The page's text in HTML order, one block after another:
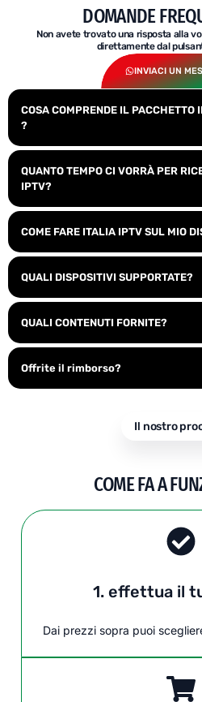
DOMANDE
Non avete trovato una risposta alla
direttamente dal
INVIACI UN
COSA COMPRENDE IL PACCHETTO
?
QUANTO TEMPO CI VORRÀ PER
IPTV?
COME FARE ITALIA IPTV SUL MIO
QUALI DISPOSITIVI SUPPORTATE?
QUALI CONTENUTI FORNITE?
Offrite il rimborso?
Il nostro
COME FA A
1. effettua il
Dai prezzi sopra puoi